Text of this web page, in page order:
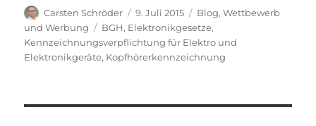
Autor
Carsten Schröder
Veröffentlicht
am
9. Juli 2015 Kategorien
Blog,Wettbewerb
und Werbung
Schlagwörter
BGH, Elektronikgesetze,
Kennzeichnungsverpflichtung für Elektro und
Elektronikgeräte, Kopfhörerkennzeichnung